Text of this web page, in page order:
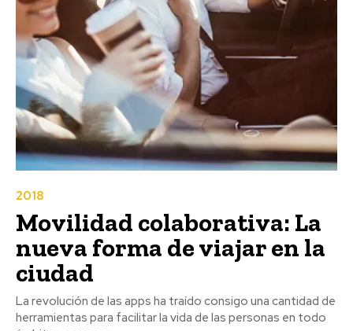
2018
Movilidad colaborativa: La
nueva forma de viajar en la
ciudad
La revolución de las apps ha traído consigo una cantidad de
herramientas para facilitar la vida de las personas en todo